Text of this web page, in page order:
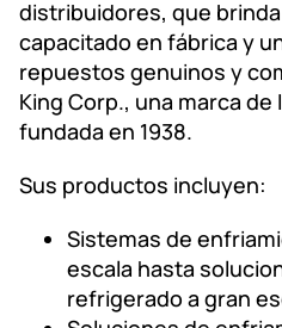
distribuidores, que
capacitado en fábrica y
repuestos genuinos y
King Corp., una marca
fundada en 1938.
Sus productos incluyen:
Sistemas de
escala hasta
refrigerado a gran